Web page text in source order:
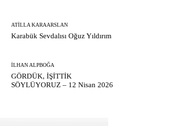
ATILLA KARAARSLAN
Karabük Sevdalısı Oğuz Yıldırım
İLHAN ALPBOĞA
GÖRDÜK, İŞİTTİK
SÖYLÜYORUZ – 12 Nisan 2026